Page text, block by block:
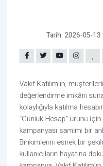
Tarih: 2026-05-13
Vakıf Katılım’ın,
değerlendirme imkânı
kolaylığıyla katılma
“Günlük Hesap” ürünü için
kampanyası samimi bir
Birikimlerini esnek bir
kullanıcıların hayatına